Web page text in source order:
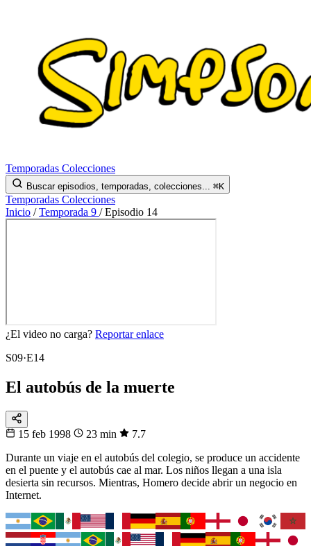
Temporadas Colecciones
Buscar episodios, temporadas, colecciones... ⌘K
Temporadas Colecciones
Inicio / Temporada 9 / Episodio 14
¿El video no carga? Reportar enlace
S09·E14
El autobús de la muerte
15 feb 1998 23 min
7.7
Durante un viaje en el autobús del colegio, se produce un accidente
en el puente y el autobús cae al mar. Los niños llegan a una isla
desierta sin recursos. Mientras, Homero decide abrir un negocio en
Internet.